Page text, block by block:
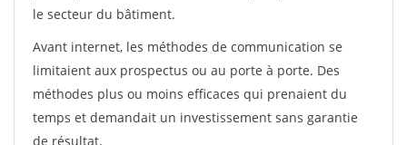
le secteur du bâtiment.
Avant internet, les méthodes de communication se
limitaient aux prospectus ou au porte à porte. Des
méthodes plus ou moins efficaces qui prenaient du
temps et demandait un investissement sans garantie
de résultat.